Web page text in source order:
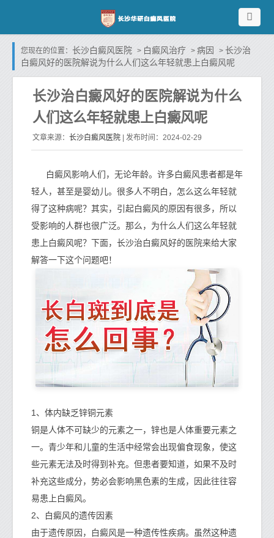
您现在的位置： 长沙白癜风医院 > 白癜风治疗 > 病因 > 长沙治
白癜风好的医院解说为什么人们这么年轻就患上白癜风呢
长沙治白癜风好的医院解说为什么
人们这么年轻就患上白癜风呢
文章来源： 长沙白癜风医院 | 发布时间：2024-02-29
白癜风影响人们，无论年龄。许多白癜风患者都是年
轻人，甚至是婴幼儿。很多人不明白，怎么这么年轻就
得了这种病呢？其实，引起白癜风的原因有很多，所以
受影响的人群也很广泛。那么，为什么人们这么年轻就
患上白癜风呢？下面，长沙治白癜风好的医院来给大家
解答一下这个问题吧！
1、体内缺乏锌铜元素
铜是人体不可缺少的元素之一，锌也是人体重要元素之
一。青少年和儿童的生活中经常会出现偏食现象，使这
些元素无法及时得到补充。但患者要知道，如果不及时
补充这些成分，势必会影响黑色素的生成，因此往往容
易患上白癜风。
2、白癜风的遗传因素
由于遗传原因，白癜风是一种遗传性疾病。虽然这种遗